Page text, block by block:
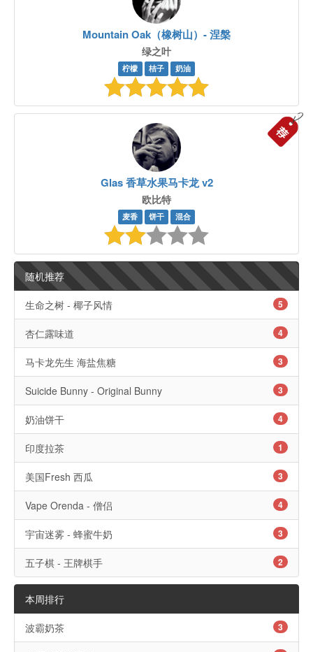
Mountain Oak（橡树山）- 涅槃
绿之叶
柠檬 桔子 奶油
Glas 香草水果马卡龙 v2
欧比特
麦香 饼干 混合
随机推荐
5
生命之树 - 椰子风情
4
杏仁露味道
3
马卡龙先生 海盐焦糖
3
Suicide Bunny - Original Bunny
4
奶油饼干
1
印度拉茶
3
美国Fresh 西瓜
4
Vape Orenda - 僧侣
3
宇宙迷雾 - 蜂蜜牛奶
2
五子棋 - 王牌棋手
本周排行
3
波霸奶茶